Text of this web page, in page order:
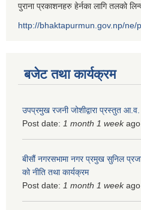
पुराना प्रकाशनहरु हेर्नका लागि तलको
http://bhaktapurmun.gov.np/ne/
बजेट तथा कार्यक्रम
उपप्रमुख रजनी जोशीद्वारा प्रस्तुत
Post date: 1 month 1 weekago
बीसौं नगरसभामा नगर प्रमुख सुनिल
को नीति तथा कार्यक्रम
Post date: 1 month 1 weekago